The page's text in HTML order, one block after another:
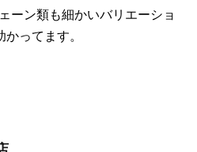
ーン類も細かいバリエーショ
ってます。